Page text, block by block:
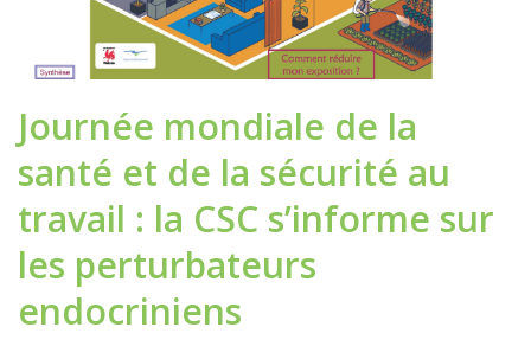
Journée mondiale de la
santé et de la sécurité au
travail : la CSC s’informe sur
les perturbateurs
endocriniens